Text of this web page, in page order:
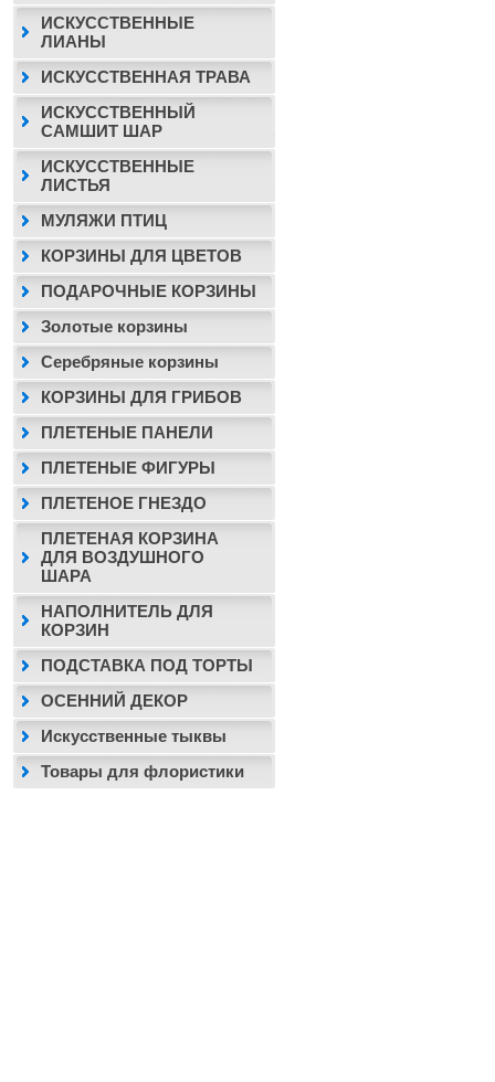
ИСКУССТВЕННЫЕ
ЛИАНЫ
ИСКУССТВЕННАЯ ТРАВА
ИСКУССТВЕННЫЙ
САМШИТ ШАР
ИСКУССТВЕННЫЕ
ЛИСТЬЯ
МУЛЯЖИ ПТИЦ
КОРЗИНЫ ДЛЯ ЦВЕТОВ
ПОДАРОЧНЫЕ КОРЗИНЫ
Золотые корзины
Серебряные корзины
КОРЗИНЫ ДЛЯ ГРИБОВ
ПЛЕТЕНЫЕ ПАНЕЛИ
ПЛЕТЕНЫЕ ФИГУРЫ
ПЛЕТЕНОЕ ГНЕЗДО
ПЛЕТЕНАЯ КОРЗИНА
ДЛЯ ВОЗДУШНОГО
ШАРА
НАПОЛНИТЕЛЬ ДЛЯ
КОРЗИН
ПОДСТАВКА ПОД ТОРТЫ
ОСЕННИЙ ДЕКОР
Искусственные тыквы
Товары для флористики